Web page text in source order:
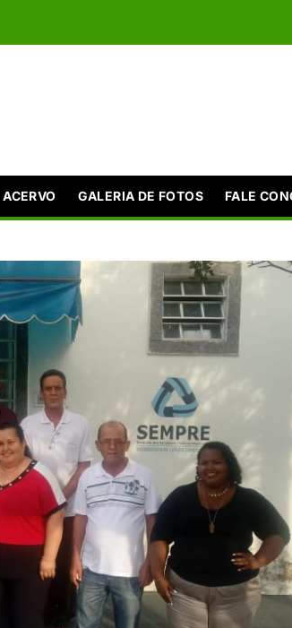
ACERVO GALERIA DE FOTOS FALE